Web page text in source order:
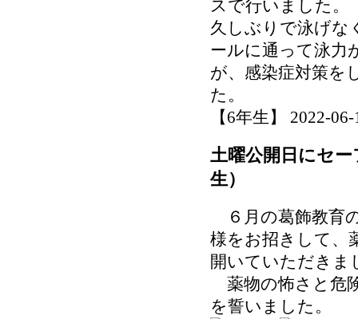
スで行いました。
久しぶりで泳げな
ールに通って泳力
が、感染症対策を
た。
【6年生】 2022-
土曜公開日にセ
生）
６月の葛飾教育
様をお招きして、
開いていただきま
薬物の怖さと危
を誓いました。